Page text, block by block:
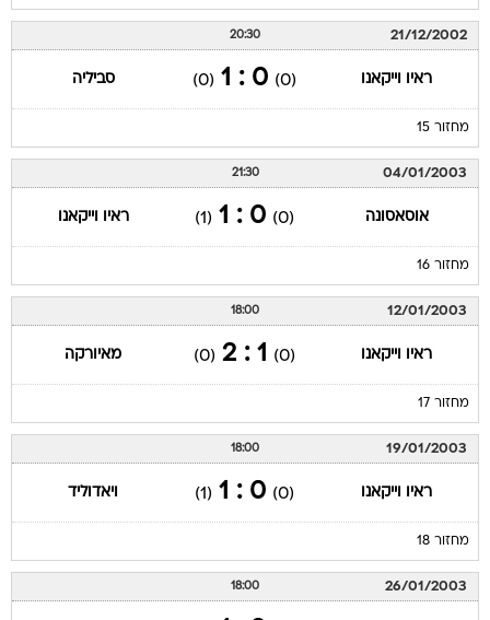
21/12/2002
20:30
ראיו וייקאנו (0)
0 : 1
(0) סביליה
מחזור 15
04/01/2003
21:30
אוסאסונה (0)
0 : 1
(1) ראיו וייקאנו
מחזור 16
12/01/2003
18:00
ראיו וייקאנו (0)
1 : 2
(0) מאיורקה
מחזור 17
19/01/2003
18:00
ראיו וייקאנו (0)
0 : 1
(1) ויאדוליד
מחזור 18
26/01/2003
18:00